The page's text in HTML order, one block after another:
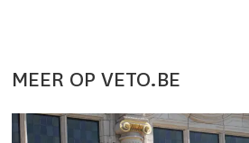
MEER OP VETO.BE